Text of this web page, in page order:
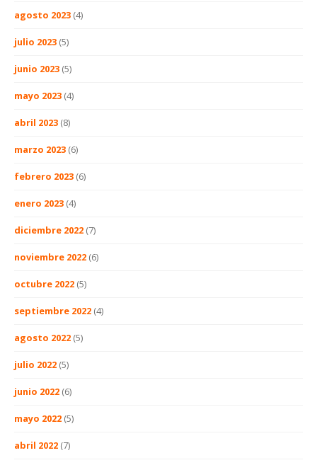
agosto 2023 (4)
julio 2023 (5)
junio 2023 (5)
mayo 2023 (4)
abril 2023 (8)
marzo 2023 (6)
febrero 2023 (6)
enero 2023 (4)
diciembre 2022 (7)
noviembre 2022 (6)
octubre 2022 (5)
septiembre 2022 (4)
agosto 2022 (5)
julio 2022 (5)
junio 2022 (6)
mayo 2022 (5)
abril 2022 (7)